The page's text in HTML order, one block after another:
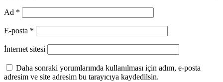
Ad *
E-posta *
İnternet sitesi
Daha sonraki yorumlarımda kullanılması için adım, e-posta
adresim ve site adresim bu tarayıcıya kaydedilsin.